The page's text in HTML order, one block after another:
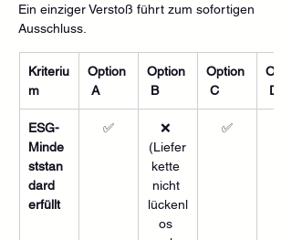
Ein einziger Verstoß führt zum sofortigen
Ausschluss.
Kriteriu
m
Option
A
Option
B
Option
C
D
ESG-
Minde
ststan
dard
erfüllt
✅
❌
(Liefer
kette
nicht
lückenl
os
✅